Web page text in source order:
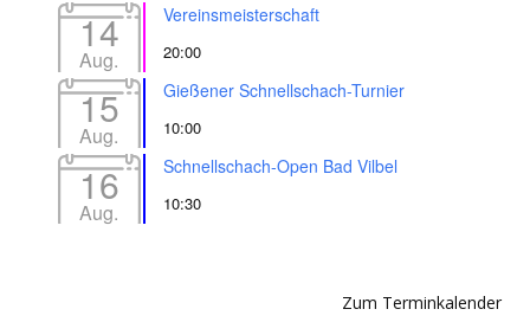
14
Aug.
Vereinsmeisterschaft
20:00
15
Aug.
Gießener Schnellschach-Turnier
10:00
16
Aug.
Schnellschach-Open Bad Vilbel
10:30
Zum Terminkalender